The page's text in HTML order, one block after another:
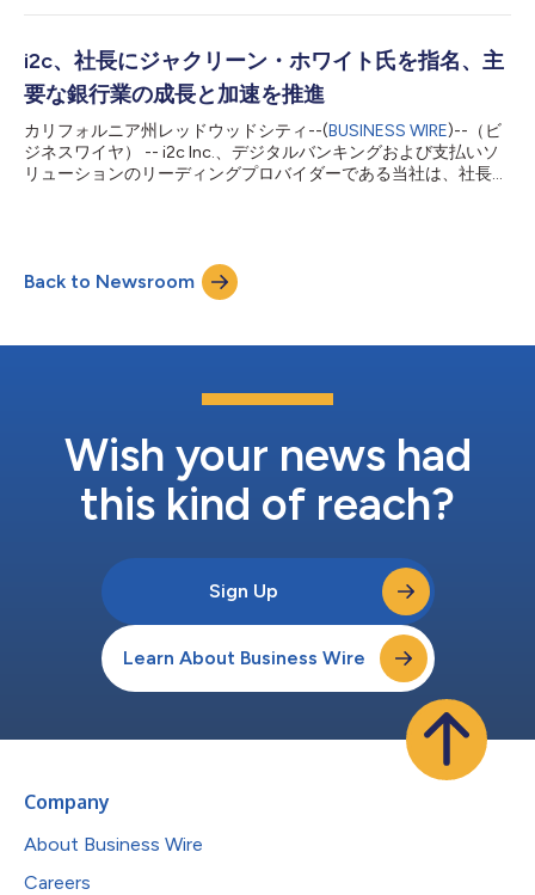
ことになります。 同氏は金融サービスおよびデータセキュリテ
をi2cにもたらします。同氏はこれまで、世界的なサイバーセキ
ュリティおよび決済コンプライアンス企業であるVikingCloudの
最高収益責任者を務めていました。VikingCloud以前はFiserv、
Global Collect/Worldline、Worldpayで上級管理職を歴任してい
ます。 彼は、長年にわたってフィンテックコミュニティに積極
的に参加しており、電子取引協会や 商取引リスク協議会の様々
な諮問委員会の委員を務めてきました。 また、欧州MasterCard
i2c、社長にジャクリーン・ホワイト氏を指名、主
要な銀行業の成長と加速を推進
カリフォルニア州レッドウッドシティ--(BUSINESS WIRE)--（ビ
ジネスワイヤ） -- i2c Inc.、デジタルバンキングおよび支払いソ
リューションのリーディングプロバイダーである当社は、社長に
ローバルセールスとパートナーシップの成長を加速させる役割を
担うことになります。 ジャクリーン氏は、コンサルティングサ
ービスや法人向けソフトウェア組織でグローバル最高幹部を歴任
i2cに豊富な経験と専門知識をもたらします。i2c以前には、ジャ
成長を遂げ、常に年間経常収益目標を達成してきました。また、
オラクルやSAPなどのソフトウェア企業ではグローバルファイナ
ステム統合パートナーでは、15億ドル規模の銀行と資本市場のIT
運用を統括しました。...
Back to Newsroom
Wish your news had
this kind of reach?
Sign Up
Learn About Business Wire
Company
About Business Wire
Careers